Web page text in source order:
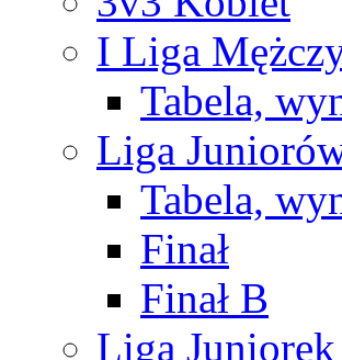
I Liga
Tabela,
Liga
Tabela,
Finał
Finał B
Liga